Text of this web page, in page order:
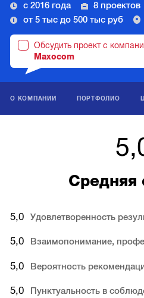
с 2016 года
8 проектов
от 5 тыс до 500 тыс руб
Обсудить проект с
Maxocom
О КОМПАНИИ ПОРТФОЛИО
Средняя
5,0 Удовлетворенность
5,0 Взаимопонимание,
5,0 Вероятность
5,0 Пунктуальность в